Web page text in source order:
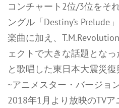
コンチャート2位/3位をそ
ングル「Destiny’s Prelude
楽曲に加え、
ェクトで大きな話題とな
と歌唱した東日本大震災
~アニメスター・バージョ
2018年1月より放映のTV